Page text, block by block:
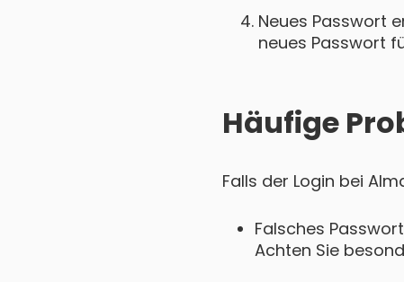
Neues Passwort
neues Passwort
Häufige
Falls der Login bei
Falsches
Achten Sie